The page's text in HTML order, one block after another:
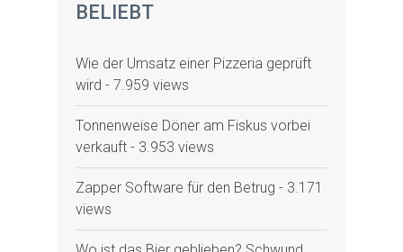
BELIEBT
Wie der Umsatz einer Pizzeria geprüft
wird - 7.959 views
Tonnenweise Döner am Fiskus vorbei
verkauft- 3.953 views
Zapper Software für den Betrug - 3.171
views